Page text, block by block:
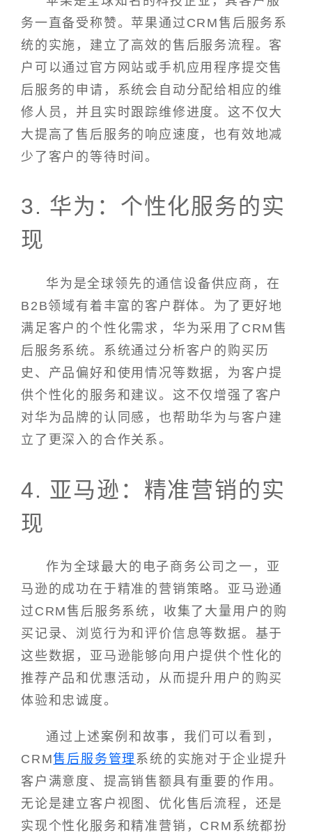
务一直备受称赞。苹果通过CRM售后服务系
统的实施，建立了高效的售后服务流程。客
户可以通过官方网站或手机应用程序提交售
后服务的申请，系统会自动分配给相应的维
修人员，并且实时跟踪维修进度。这不仅大
大提高了售后服务的响应速度，也有效地减
少了客户的等待时间。
3. 华为：个性化服务的实
现
华为是全球领先的通信设备供应商，在
B2B领域有着丰富的客户群体。为了更好地
满足客户的个性化需求，华为采用了CRM售
后服务系统。系统通过分析客户的购买历
史、产品偏好和使用情况等数据，为客户提
供个性化的服务和建议。这不仅增强了客户
对华为品牌的认同感，也帮助华为与客户建
立了更深入的合作关系。
4. 亚马逊：精准营销的实
现
作为全球最大的电子商务公司之一，亚
马逊的成功在于精准的营销策略。亚马逊通
过CRM售后服务系统，收集了大量用户的购
买记录、浏览行为和评价信息等数据。基于
这些数据，亚马逊能够向用户提供个性化的
推荐产品和优惠活动，从而提升用户的购买
体验和忠诚度。
通过上述案例和故事，我们可以看到，
CRM售后服务管理 系统的实施对于企业提升
客户满意度、提高销售额具有重要的作用。
无论是建立客户视图、优化售后流程，还是
实现个性化服务和精准营销，CRM系统都扮